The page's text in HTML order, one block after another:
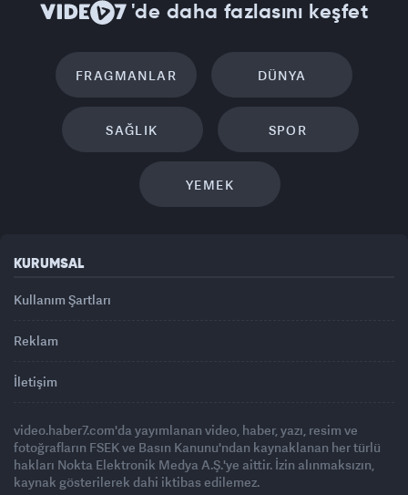
'de daha fazlasını keşfet
FRAGMANLAR DÜNYA
SAĞLIK SPOR
YEMEK
KURUMSAL
Kullanım Şartları
Reklam
İletişim
video.haber7.com'da yayımlanan video, haber, yazı, resim ve
fotoğrafların FSEK ve Basın Kanunu'ndan kaynaklanan her türlü
hakları Nokta Elektronik Medya A.Ş.'ye aittir. İzin alınmaksızın,
kaynak gösterilerek dahi iktibas edilemez.